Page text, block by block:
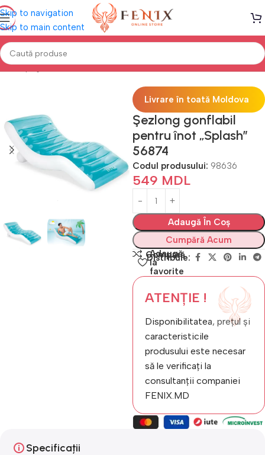
Skip to navigation
Skip to main content
Prima pagină PISCINE Accesorii înot
Livrare în toată Moldova
Şezlong gonflabil
pentru înot „Splash”
56874
Codul produsului: 98636
549 MDL
Adaugă În Coș
Cumpără Acum
Compară
Adaugă
la
favorite
Distribuie:
ATENȚIE !
Disponibilitatea, prețul și
caracteristicile
produsului este necesar
să le verificați la
consultanții companiei
FENIX.MD
Specificații